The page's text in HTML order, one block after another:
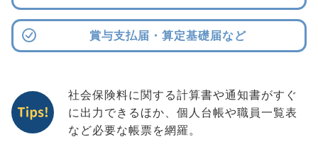
賞与支払届・算定基礎届など
社会保険料に関する計算書や通知書がすぐ
に出力できるほか、個人台帳や職員一覧表
など必要な帳票を網羅。